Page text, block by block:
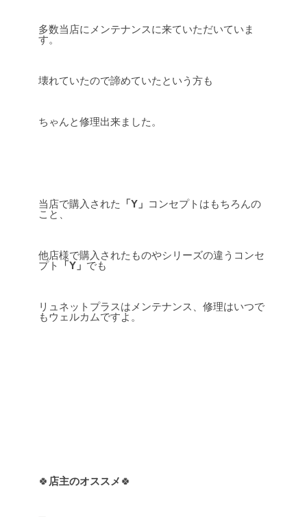
多数当店にメンテナンスに来ていただいていま
す。
壊れていたので諦めていたという方も
ちゃんと修理出来ました。
当店で購入された 「Y」 コンセプトはもちろんの
こと、
他店様で購入されたものやシリーズの違うコンセ
プト
「Y」 でも
リュネットプラスはメンテナンス、修理はいつで
もウェルカムですよ。
🍀 店主のオススメ 🍀